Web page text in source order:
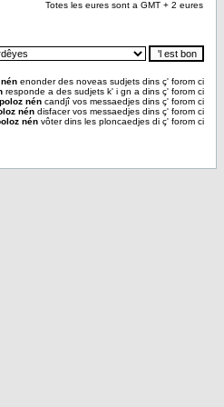
Totes les eures sont a GMT + 2 eures
enonder des noveas sudjets dins ç' forom ci
responde a des sudjets k' i gn a dins ç' forom ci
nén candjî vos messaedjes dins ç' forom ci
nén disfacer vos messaedjes dins ç' forom ci
nén vôter dins les ploncaedjes di ç' forom ci